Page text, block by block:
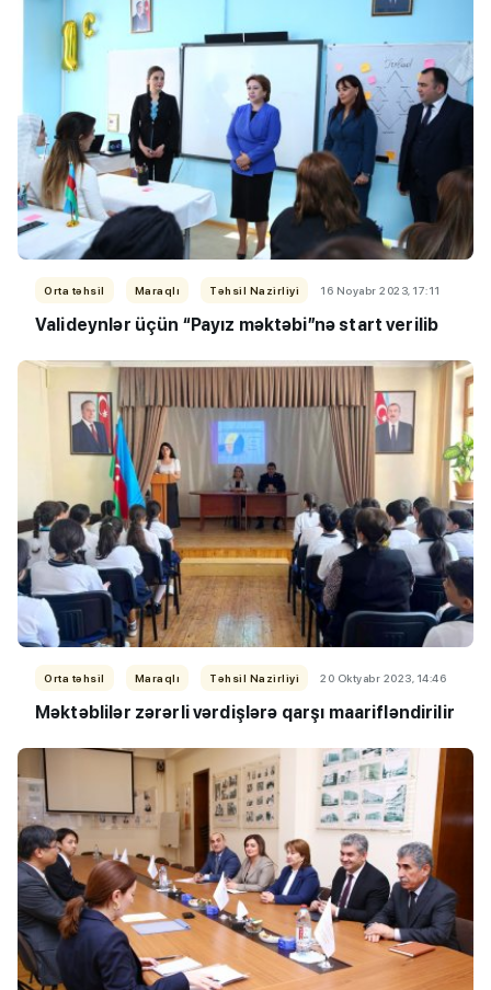
Orta təhsil Maraqlı Təhsil Nazirliyi 16 Noyabr 2023, 17:11
Valideynlər üçün “Payız məktəbi”nə start verilib
Orta təhsil Maraqlı Təhsil Nazirliyi 20 Oktyabr 2023, 14:46
Məktəblilər zərərli vərdişlərə qarşı maarifləndirilir